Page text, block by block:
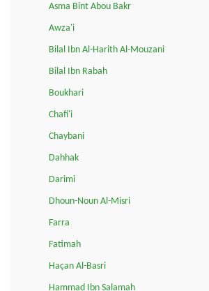
Asma Bint Abou Bakr
Awza'i
Bilal Ibn Al-Harith Al-Mouzani
Bilal Ibn Rabah
Boukhari
Chafi'i
Chaybani
Dahhak
Darimi
Dhoun-Noun Al-Misri
Farra
Fatimah
Haçan Al-Basri
Hammad Ibn Salamah